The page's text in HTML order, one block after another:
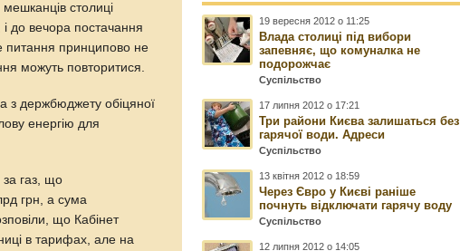
столиці
і до вечора постачання
питання принципово не
можуть повторитися.
з держбюджету обіцяної
енергію для
газ, що
грн, а сума
що Кабінет
в тарифах, але на
19 вересня 2012 о 11:25
Влада столиці під вибори
запевняє, що комуналка не
подорожчає
Суспільство
17 липня 2012 о 17:21
Три райони Києва залишаться без
гарячої води. Адреси
Суспільство
13 квітня 2012 о 18:59
Через Євро у Києві раніше
почнуть відключати гарячу воду
Суспільство
12 липня 2012 о 14:05